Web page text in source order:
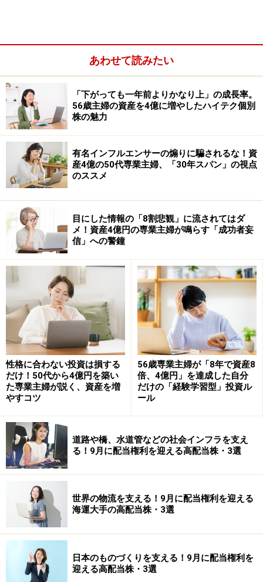
積極的に投資で資産を増やしたい場合は
「NISA」
「株式投資に興味がある」「いろいろな金融商品に投資
してみたい」といった場合は、NISAがおすすめです。
託）など、つみたてNISAより幅広い商品に投資すること
ができ、運用で出た利益は非課税になります。
運用できる期間は5年（最大10年）とつみたてNISAの20
年よりも短いですが、年間120万円まで非課税枠で投資
ができます。また、一括購入や積立式に購入するなど、
投資方法を自分で決めることができるのもNISAならでは
です。
少しずつ長期的に資産を増やしたい場合は
「つみたてNISA」
「将来のために、長期的に少しずつ資産形成していきた
い」「これまで投資したことがないけれど、やってみた
い」といった方には、「つみたてNISA」がおすすめで
す。
NISA同様、運用で出た利益は非課税になります。選べる
投資商品はNISAに比べると限られますが、金融庁の厳し
い基準をクリアした商品のみがラインナップされている
ため、投資初心者でも安心して商品を選ぶことができま
す。
あわせて読みたい
「下がっても一年前よりかなり上」の成長率。
56歳主婦の資産を4億に増やしたハイテク個別
株の魅力
有名インフルエンサーの煽りに騙されるな！資
産4億の50代専業主婦、「30年スパン」の視点
のススメ
目にした情報の「8割悲観」に流されてはダ
メ！資産4億円の専業主婦が鳴らす「成功者妄
信」への警鐘
性格に合わない投資は損する
だけ！50代から4億円を築い
た専業主婦が説く、資産を増
やすコツ
56歳専業主婦が「8年で資産8
倍、4億円」を達成した自分
だけの「経験学習型」投資ル
ール
道路や橋、水道管などの社会インフラを支え
る！9月に配当権利を迎える高配当株・3選
世界の物流を支える！9月に配当権利を迎える
海運大手の高配当株・3選
日本のものづくりを支える！9月に配当権利を
迎える高配当株・3選